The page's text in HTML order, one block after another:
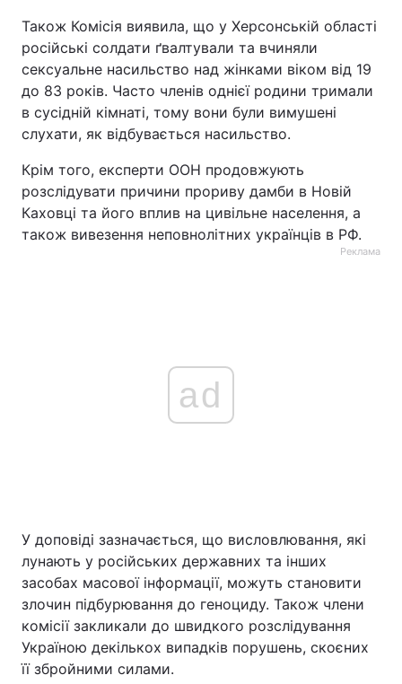
Також Комісія виявила, що у Херсонській області
російські солдати ґвалтували та вчиняли
сексуальне насильство над жінками віком від 19
до 83 років. Часто членів однієї родини тримали
в сусідній кімнаті, тому вони були вимушені
слухати, як відбувається насильство.
Крім того, експерти ООН продовжують
розслідувати причини прориву дамби в Новій
Каховці та його вплив на цивільне населення, а
також вивезення неповнолітних українців в РФ.
Реклама
ad
У доповіді зазначається, що висловлювання, які
лунають у російських державних та інших
засобах масової інформації, можуть становити
злочин підбурювання до геноциду. Також члени
комісії закликали до швидкого розслідування
Україною декількох випадків порушень, скоєних
її збройними силами.